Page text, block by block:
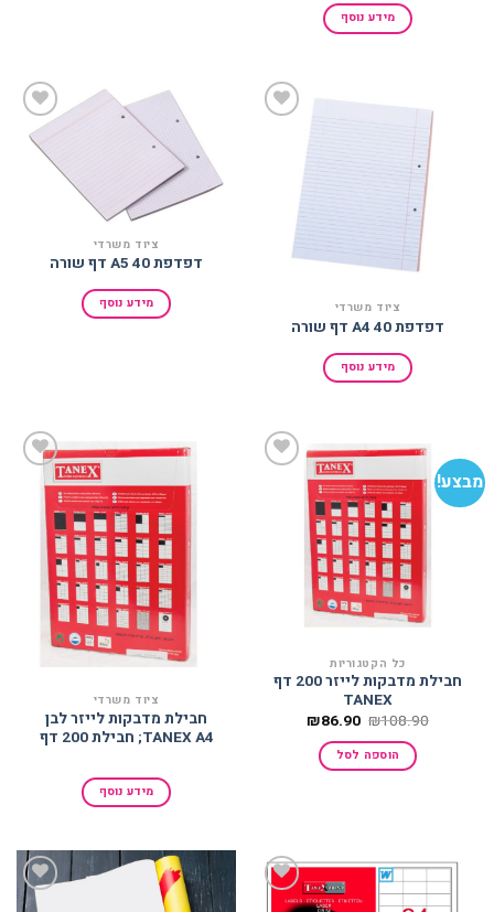
מידע נוסף
ציוד משרדי
דפדפת A4 40 דף שורה
מידע נוסף
ציוד משרדי
דפדפת A5 40 דף שורה
מידע נוסף
מבצע!
כל הקטגוריות
חבילת מדבקות לייזר 200 דף
TANEX
₪108.90 המחיר
היה:
₪108.90.
₪86.90 המחיר
הוספה לסל
ציוד משרדי
חבילת מדבקות לייזר לבן
TANEX A4; חבילת 200 דף
מידע נוסף